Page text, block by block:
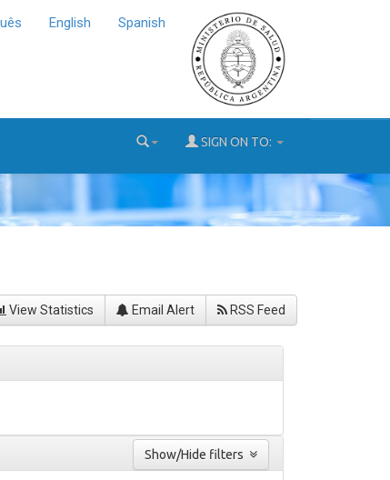
English Spanish
SIGN ON TO:
View Statistics Email Alert RSS Feed